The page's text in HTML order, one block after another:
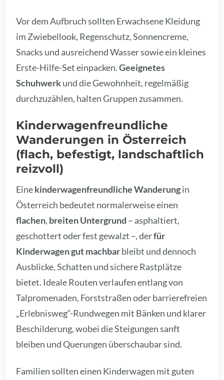
Vor dem Aufbruch sollten Erwachsene Kleidung
im Zwiebellook, Regenschutz, Sonnencreme,
Snacks und ausreichend Wasser sowie ein kleines
Erste-Hilfe-Set einpacken.Geeignetes
Schuhwerkund die Gewohnheit, regelmäßig
durchzuzählen, halten Gruppen zusammen.
Kinderwagenfreundliche
Wanderungen in Österreich
(flach, befestigt, landschaftlich
reizvoll)
Einekinderwagenfreundliche Wanderungin
Österreich bedeutet normalerweise einen
flachen, breiten Untergrund – asphaltiert,
geschottert oder fest gewalzt –, derfür
Kinderwagen gut machbarbleibt und dennoch
Ausblicke, Schatten und sichere Rastplätze
bietet. Ideale Routen verlaufen entlang von
Talpromenaden, Forststraßen oder barrierefreien
„Erlebnisweg“-Rundwegen mit Bänken und klarer
Beschilderung, wobei die Steigungen sanft
bleiben und Querungen überschaubar sind.
Familien sollten einen Kinderwagen mit guten